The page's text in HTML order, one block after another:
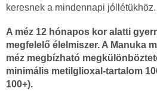
keresnek a mindennapi jóllétükhöz.
A méz 12 hónapos kor alatti
megfelelő élelmiszer. A Manuka
méz megbízható
minimális metilglioxal-tartalom
100+).